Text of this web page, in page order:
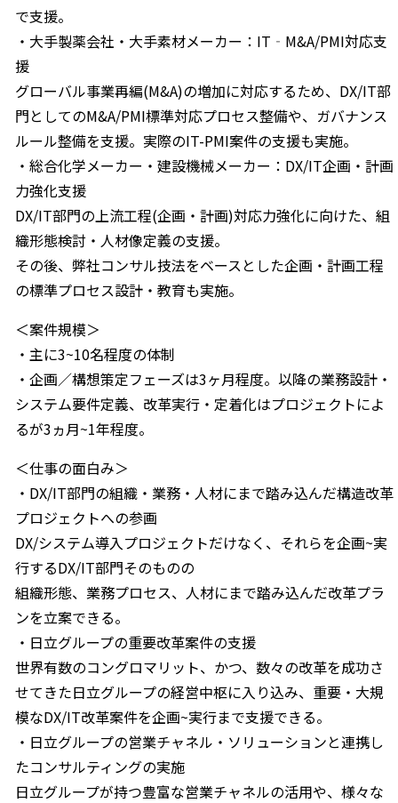
で支援。
・大手製薬会社・大手素材メーカー：IT‐M&A/PMI対応支
援
グローバル事業再編(M&A)の増加に対応するため、DX/IT部
門としてのM&A/PMI標準対応プロセス整備や、ガバナンス
ルール整備を支援。実際のIT-PMI案件の支援も実施。
・総合化学メーカー・建設機械メーカー：DX/IT企画・計画
力強化支援
DX/IT部門の上流工程(企画・計画)対応力強化に向けた、組
織形態検討・人材像定義の支援。
その後、弊社コンサル技法をベースとした企画・計画工程
の標準プロセス設計・教育も実施。
＜案件規模＞
・主に3~10名程度の体制
・企画／構想策定フェーズは3ヶ月程度。以降の業務設計・
システム要件定義、改革実行・定着化はプロジェクトによ
るが3ヵ月~1年程度。
＜仕事の面白み＞
・DX/IT部門の組織・業務・人材にまで踏み込んだ構造改革
プロジェクトへの参画
DX/システム導入プロジェクトだけなく、それらを企画~実
行するDX/IT部門そのものの
組織形態、業務プロセス、人材にまで踏み込んだ改革プラ
ンを立案できる。
・日立グループの重要改革案件の支援
世界有数のコングロマリット、かつ、数々の改革を成功さ
せてきた日立グループの経営中枢に入り込み、重要・大規
模なDX/IT改革案件を企画~実行まで支援できる。
・日立グループの営業チャネル・ソリューションと連携し
たコンサルティングの実施
日立グループが持つ豊富な営業チャネルの活用や、様々な